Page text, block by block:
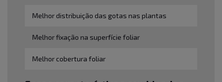
Melhor distribuição das gotas nas plantas
Melhor fixação na superfície foliar
Melhor cobertura foliar